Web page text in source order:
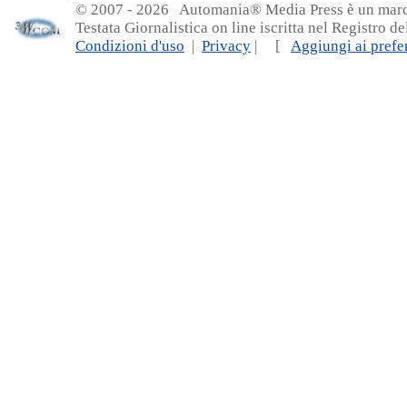
© 2007 - 2026 Automania® Media Press è un
Testata Giornalistica on line iscritta nel Registro
Condizioni d'uso | Privacy | [ Aggiungi ai